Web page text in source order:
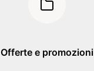
Offerte e promozioni